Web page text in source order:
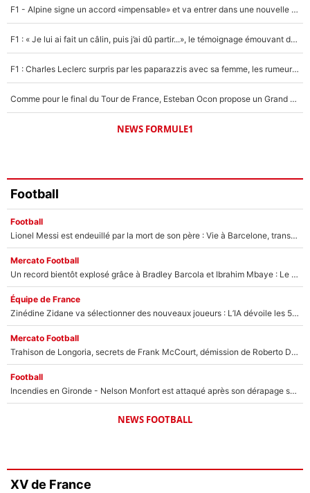
5% F1 - Alpine signe un accord «impensable» et va entrer dans une nouvelle dimension : Grande nouvelle pour Pierre Gasly !
F1 : « Je lui ai fait un câlin, puis j’ai dû partir...», le témoignage émouvant de Max Verstappen sur sa fille
F1 : Charles Leclerc surpris par les paparazzis avec sa femme, les rumeurs étaient vraies !
Comme pour le final du Tour de France, Esteban Ocon propose un Grand Prix de Formule 1 à Paris : «Autour de l’Arc de Triomphe, ce serait génial» !
NEWS FORMULE1
Football
Football
Lionel Messi est endeuillé par la mort de son père : Vie à Barcelone, transfert au PSG... voilà comment Jorge Messi a joué un rôle essentiel dans sa carrière !
Mercato Football
Un record bientôt explosé grâce à Bradley Barcola et Ibrahim Mbaye : Le PSG sur le point de réaliser un mercato historique ?
Équipe de France
Zinédine Zidane va sélectionner des nouveaux joueurs : L’IA dévoile les 5 cracks qui pourraient rapidement le rejoindre en équipe de France !
Mercato Football
Trahison de Longoria, secrets de Frank McCourt, démission de Roberto De Zerbi : Medhi Benatia se lâche sur son départ de l'OM et fait d'importantes révélations
Football
Incendies en Gironde - Nelson Monfort est attaqué après son dérapage sur CNews : «Et lui, il prend combien pour parler dans un studio climatisé?»
NEWS FOOTBALL
XV de France